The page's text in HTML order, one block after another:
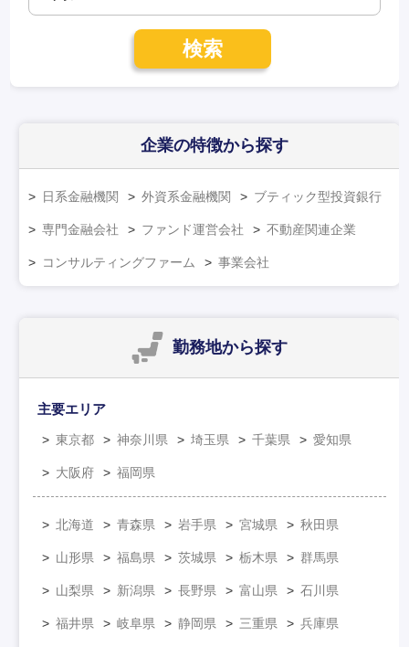
検索
企業の特徴から探す
日系金融機関 外資系金融機関 ブティック型投資銀行
専門金融会社 ファンド運営会社 不動産関連企業
コンサルティングファーム 事業会社
勤務地から探す
主要エリア
東京都 神奈川県 埼玉県 千葉県 愛知県
大阪府 福岡県
北海道 青森県 岩手県 宮城県 秋田県
山形県 福島県 茨城県 栃木県 群馬県
山梨県 新潟県 長野県 富山県 石川県
福井県 岐阜県 静岡県 三重県 兵庫県